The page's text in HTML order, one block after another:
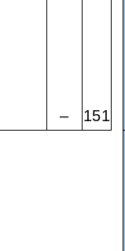
– 151